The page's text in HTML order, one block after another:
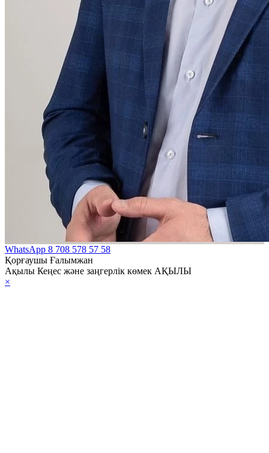
WhatsApp 8 708 578 57 58
Қорғаушы Ғалымжан
Ақылы Кеңес және заңгерлік көмек АҚЫЛЫ
×